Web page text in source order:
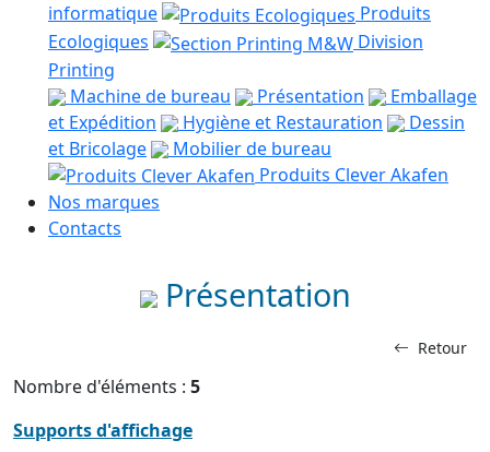
informatique
Produits
Ecologiques
Division
Printing
Machine de bureau
Présentation
Emballage
et Expédition
Hygiène et Restauration
Dessin
et Bricolage
Mobilier de bureau
Produits Clever Akafen
Nos marques
Contacts
Présentation
Retour
Nombre d'éléments : 5
Supports d'affichage